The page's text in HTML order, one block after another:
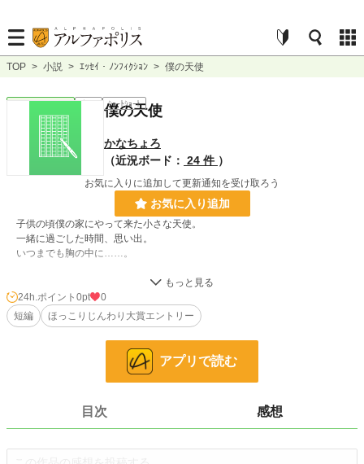
TOP > 小説 > ｴｯｾｲ・ﾉﾝﾌｨｸｼｮﾝ > 僕の天使
ｴｯｾｲ・ﾉﾝﾌｨｸｼｮﾝ 完結 ｼｮｰﾄｼｮｰﾄ
僕の天使
かなちょろ
（近況ボード： 24 件 ）
お気に入りに追加して更新通知を受け取ろう
お気に入り追加
子供の頃僕の家にやって来た小さな天使。
一緒に過ごした時間、思い出。
いつまでも胸の中に……。
228,955 位 / 228,955 件
ｴｯｾｲ・ﾉﾝﾌｨｸｼｮﾝ 8,869 位 / 8,869 件
更新日時 2025.06.01 06:00
24h.ポイント 0pt
0
短編
ほっこりじんわり大賞エントリー
アプリで読む
目次 感想